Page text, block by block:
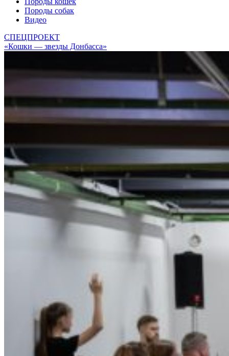
Породы собак
Видео
СПЕЦПРОЕКТ
«Кошки — звезды Донбасса»